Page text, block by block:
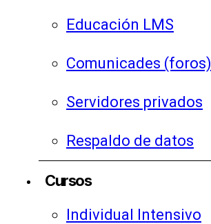
Educación LMS
Comunicades (foros)
Servidores privados
Respaldo de datos
Cursos
Individual Intensivo